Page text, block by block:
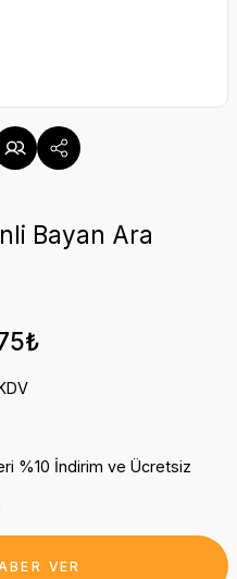
Bayan Ara
%10 İndirim ve Ücretsiz
VER